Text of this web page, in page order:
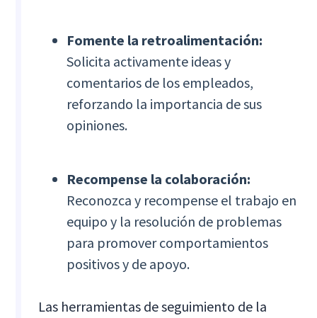
Fomente la retroalimentación:
Solicita activamente ideas y
comentarios de los empleados,
reforzando la importancia de sus
opiniones.
Recompense la colaboración:
Reconozca y recompense el trabajo en
equipo y la resolución de problemas
para promover comportamientos
positivos y de apoyo.
Las herramientas de seguimiento de la